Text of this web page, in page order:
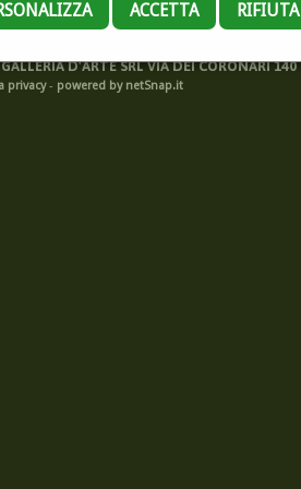
ACCETTA
GALLERIA D'ARTE SRL VIA DEI CORONARI
privacy- powered by netSnap.it